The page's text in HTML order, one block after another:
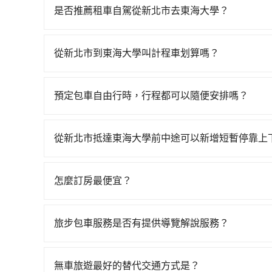
最多有91班次高鐵可搭乘。假設從新北市新店區
20分鐘、車費300元後，抵達東海大學 (台中市西
車上，現在還不馬上來預約tripool！如果你僅有
是否推薦租車自駕從新北市去東海大學？
Yaris、Nissan Kicks，一天租金$1,500起，九人
甲租乙還的服務，所以要不當天就需往返新北市
從新北市到東海大學叫計程車划算嗎？
到車，也可考慮打電話至附近的計程車隊，如富
預定包車自由行時，行程都可以隨便安排嗎？
的需求安排的。
從新北市抵達東海大學前中途可以新增短暫停靠上
外里程數5公里內加收200元。雖然可能有些路線
怎麼訂房最便宜？
區、價位、人數、特殊需求來搜尋適合的旅店與
就完成，事先不用電話確認空房，事後也不用告
旅步包車服務是否有提供導覽解說服務？
booking@tripool.app聯繫我們，將有專人協助回
無車旅遊最好的替代交通方式是？